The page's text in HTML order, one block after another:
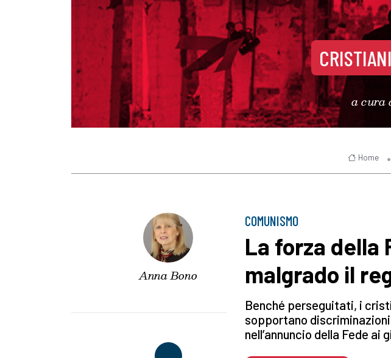
a cura
Home
Anna Bono
COMUNISMO
La forza della
malgrado il
Benché perseguitati, i
sopportano
nell’annuncio della Fede ai